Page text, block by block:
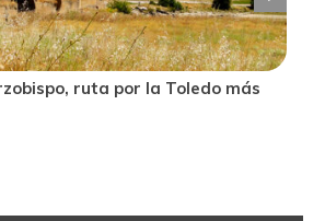
ruta por la Toledo más